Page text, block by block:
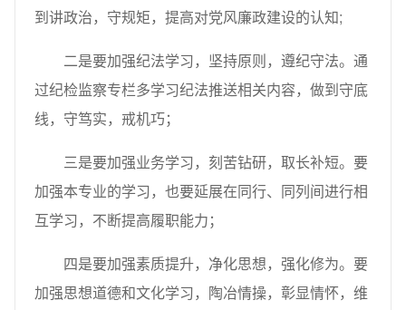
到讲政治，守规矩，提高对党风廉政建设的认知;
二是要加强纪法学习，坚持原则，遵纪守法。通
过纪检监察专栏多学习纪法推送相关内容，做到守底
线，守笃实，戒机巧；
三是要加强业务学习，刻苦钻研，取长补短。要
加强本专业的学习，也要延展在同行、同列间进行相
互学习，不断提高履职能力；
四是要加强素质提升，净化思想，强化修为。要
加强思想道德和文化学习，陶冶情操，彰显情怀，维